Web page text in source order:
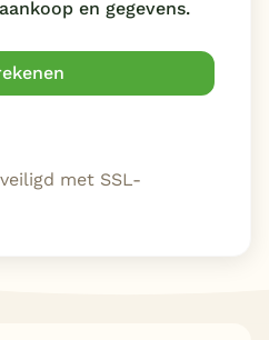
en gegevens.
met SSL-